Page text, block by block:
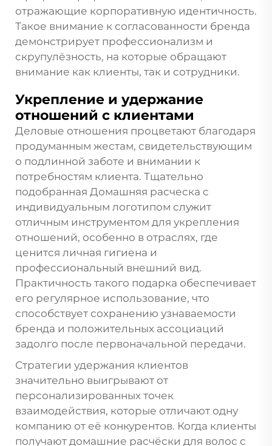
отражающие корпоративную идентичность.
Такое внимание к согласованности бренда
демонстрирует профессионализм и
скрупулёзность, на которые обращают
внимание как клиенты, так и сотрудники.
Укрепление и удержание
отношений с клиентами
Деловые отношения процветают благодаря
продуманным жестам, свидетельствующим
о подлинной заботе и внимании к
потребностям клиента. Тщательно
подобранная Домашняя расческа с
индивидуальным логотипом служит
отличным инструментом для укрепления
отношений, особенно в отраслях, где
ценится личная гигиена и
профессиональный внешний вид.
Практичность такого подарка обеспечивает
его регулярное использование, что
способствует сохранению узнаваемости
бренда и положительных ассоциаций
задолго после первоначальной передачи.
Стратегии удержания клиентов
значительно выигрывают от
персонализированных точек
взаимодействия, которые отличают одну
компанию от её конкурентов. Когда клиенты
получают домашние расчёски для волос с